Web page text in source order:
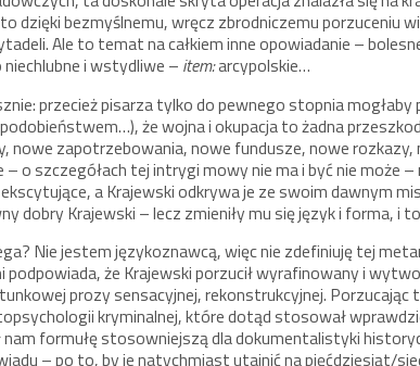
dzięki bezmyślnemu, wręcz zbrodniczemu porzuceniu
Ale to temat na całkiem inne opowiadanie –
niechlubne i wstydliwe – item:arcypolskie…
przecież pisarza tylko do pewnego stopnia
że wojna i okupacja to żadna
nowe zapotrzebowania, nowe fundusze, nowe rozkazy,
– o szczegółach tej intrygi mowy nie ma i być nie może
a Krajewski odkrywa je ze swoim dawnym
dobry Krajewski – lecz zmieniły mu się język i forma, i
Nie jestem językoznawcą, więc nie zdefiniuję tej
podpowiada, że Krajewski porzucił wyrafinowany i
prozy sensacyjnej, rekonstrukcyjnej.
kryminalnej, które dotąd stosował
formułę stosowniejszą dla dokumentalistyki
– po to, by je natychmiast utajnić na pięćdziesiąt/